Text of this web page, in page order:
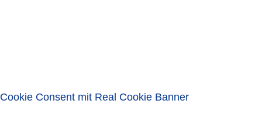
Cookie Consent mit Real Cookie Banner